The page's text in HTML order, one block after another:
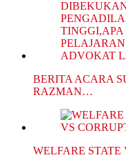
BERITA ACARA
RAZMAN…
WELFARE STATE